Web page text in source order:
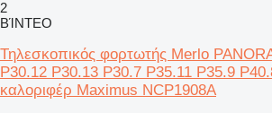
2
ΒΊΝΤΕΟ
Τηλεσκοπικός φορτωτής Merlo
P30.12 P30.13 P30.7 P35.11 P35.9
καλοριφέρ Maximus NCP1908A